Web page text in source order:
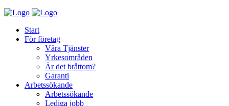
Start
För företag
Våra Tjänster
Yrkesområden
Är det bråttom?
Garanti
Arbetssökande
Arbetssökande
Lediga jobb